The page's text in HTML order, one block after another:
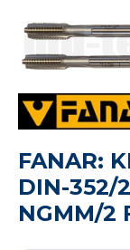
FANAR:
DIN-352/
NGMM/2